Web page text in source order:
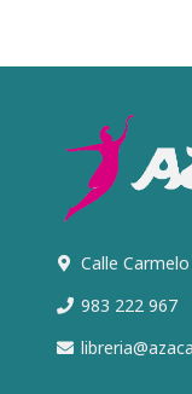
Calle
983 222 967